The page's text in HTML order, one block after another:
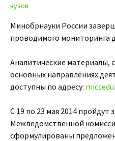
вузов
Минобрнауки России
проводимого мониторинга
Аналитические материалы,
основных направлениях
доступны по адресу:
С 19 по 23 мая 2014 пройдут
Межведомственной
сформулированы